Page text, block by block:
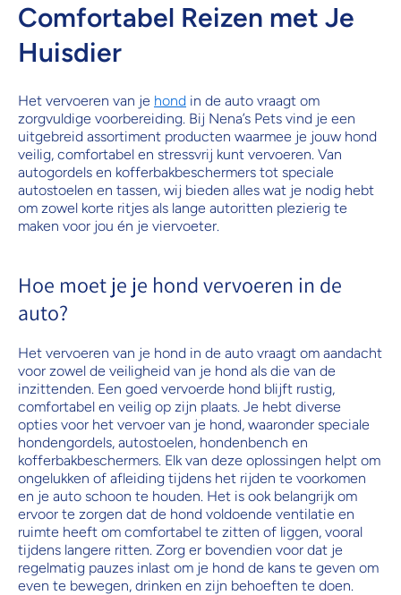
Comfortabel Reizen met Je
Huisdier
Het vervoeren van je hond in de auto vraagt om
zorgvuldige voorbereiding. Bij Nena’s Pets vind je een
uitgebreid assortiment producten waarmee je jouw hond
veilig, comfortabel en stressvrij kunt vervoeren. Van
autogordels en kofferbakbeschermers tot speciale
autostoelen en tassen, wij bieden alles wat je nodig hebt
om zowel korte ritjes als lange autoritten plezierig te
maken voor jou én je viervoeter.
Hoe moet je je hond vervoeren in de
auto?
Het vervoeren van je hond in de auto vraagt om aandacht
voor zowel de veiligheid van je hond als die van de
inzittenden. Een goed vervoerde hond blijft rustig,
comfortabel en veilig op zijn plaats. Je hebt diverse
opties voor het vervoer van je hond, waaronder speciale
hondengordels, autostoelen, hondenbench en
kofferbakbeschermers. Elk van deze oplossingen helpt om
ongelukken of afleiding tijdens het rijden te voorkomen
en je auto schoon te houden. Het is ook belangrijk om
ervoor te zorgen dat de hond voldoende ventilatie en
ruimte heeft om comfortabel te zitten of liggen, vooral
tijdens langere ritten. Zorg er bovendien voor dat je
regelmatig pauzes inlast om je hond de kans te geven om
even te bewegen, drinken en zijn behoeften te doen.